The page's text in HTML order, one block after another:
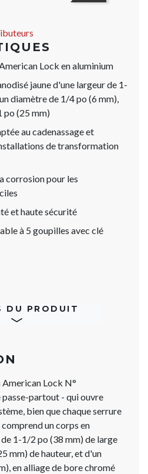
Lock en aluminium
jaune d'une largeur de 1-
diamètre de 1/4 po (6 mm),
po (25 mm)
au cadenassage et
de transformation
corrosion pour les
et haute sécurité
à 5 goupilles avec clé
DU PRODUIT
American Lock N°
partout - qui ouvre
bien que chaque serrure
un corps en
1-1/2 po (38 mm) de large
mm) de hauteur, et d'un
en alliage de bore chromé